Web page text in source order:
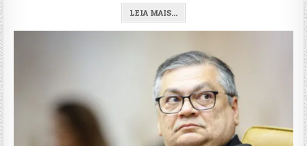
LEIA MAIS...